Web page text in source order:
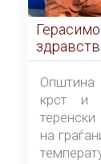
крст и
на